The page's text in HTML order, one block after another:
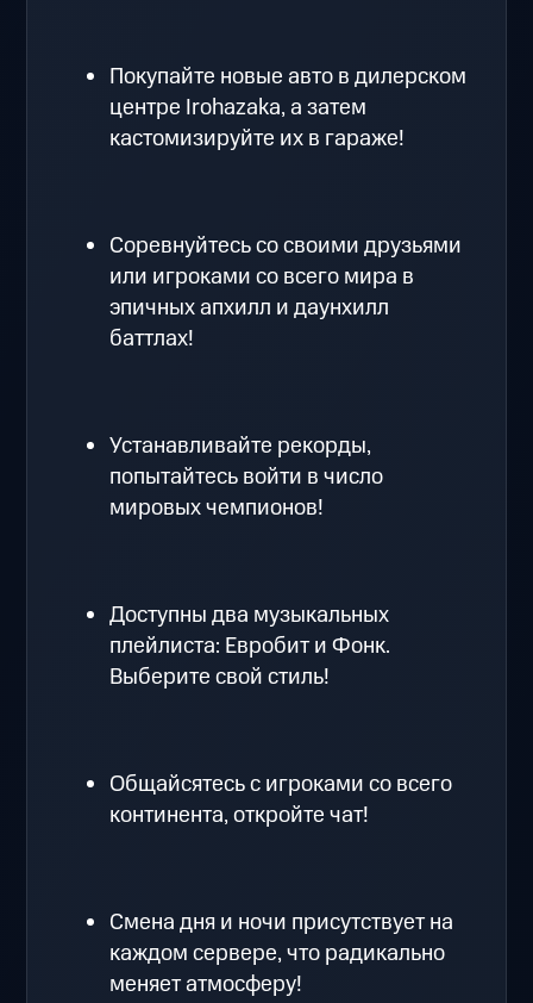
Покупайте новые авто в дилерском
центре Irohazaka, а затем
кастомизируйте их в гараже!
Соревнуйтесь со своими друзьями
или игроками со всего мира в
эпичных апхилл и даунхилл
баттлах!
Устанавливайте рекорды,
попытайтесь войти в число
мировых чемпионов!
Доступны два музыкальных
плейлиста: Евробит и Фонк.
Выберите свой стиль!
Общайсятесь с игроками со всего
континента, откройте чат!
Смена дня и ночи присутствует на
каждом сервере, что радикально
меняет атмосферу!